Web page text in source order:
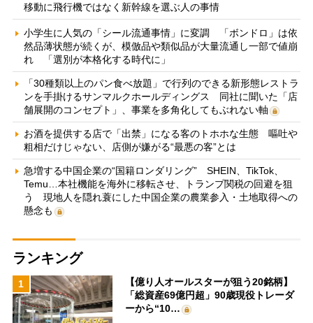
移動に飛行機ではなく新幹線を選ぶ人の事情
小学生に人気の「シール流通事情」に変調 「ボンドロ」は依
然品薄状態が続くが、模倣品や類似品が大量流通し一部で値崩
れ 「選別が本格化する時代に」
「30種類以上のパン食べ放題」で行列のできる新形態レストラ
ンを手掛けるサンマルクホールディングス 同社に聞いた「店
舗展開のコンセプト」、事業を多角化してもぶれない軸
お酒を提供する店で「出禁」になる客のトホホな生態 嘔吐や
粗相だけじゃない、店側が嫌がる“最悪の客”とは
急増する中国企業の“国籍ロンダリング” SHEIN、TikTok、
Temu…本社機能を海外に移転させ、トランプ関税の回避を狙
う 現地人を隠れ蓑にした中国企業の農業参入・土地取得への
懸念も
ランキング
1
【億り人オールスターが狙う20銘柄】
「総資産69億円超」90歳現役トレーダ
ーから“10…